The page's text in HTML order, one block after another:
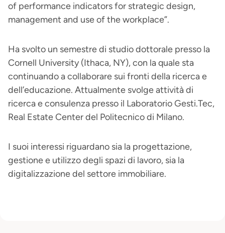
of performance indicators for strategic design,
management and use of the workplace”.
Ha svolto un semestre di studio dottorale presso la
Cornell University (Ithaca, NY), con la quale sta
continuando a collaborare sui fronti della ricerca e
dell’educazione. Attualmente svolge attività di
ricerca e consulenza presso il Laboratorio Gesti.Tec,
Real Estate Center del Politecnico di Milano.
I suoi interessi riguardano sia la progettazione,
gestione e utilizzo degli spazi di lavoro, sia la
digitalizzazione del settore immobiliare.